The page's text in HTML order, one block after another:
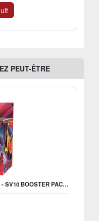
PEUT-ÊTRE
POKÉMON TCG - SCARLET & VIOLET - SV10 BOOSTER PACK (DISPLAY X36) - UK